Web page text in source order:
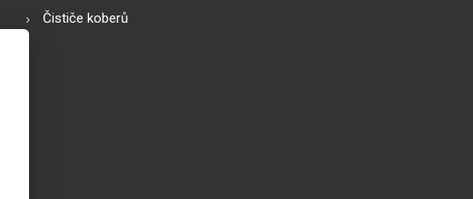
Čističe koberů